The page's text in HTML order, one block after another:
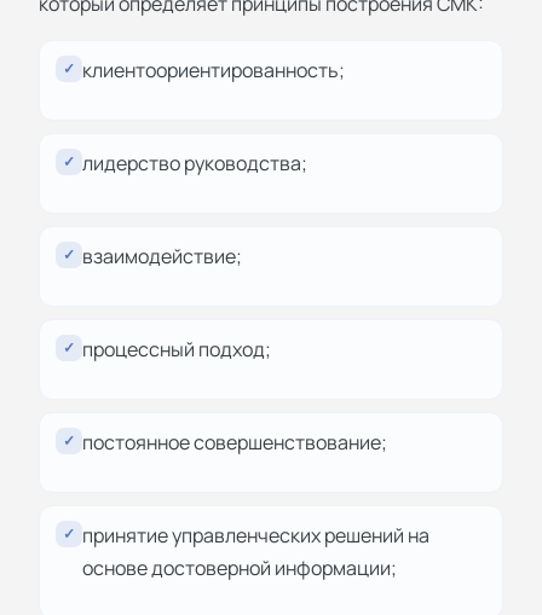
✓ клиентоориентированность;
✓ лидерство руководства;
✓ взаимодействие;
✓ процессный подход;
✓ постоянное совершенствование;
✓ принятие управленческих решений на
основе достоверной информации;